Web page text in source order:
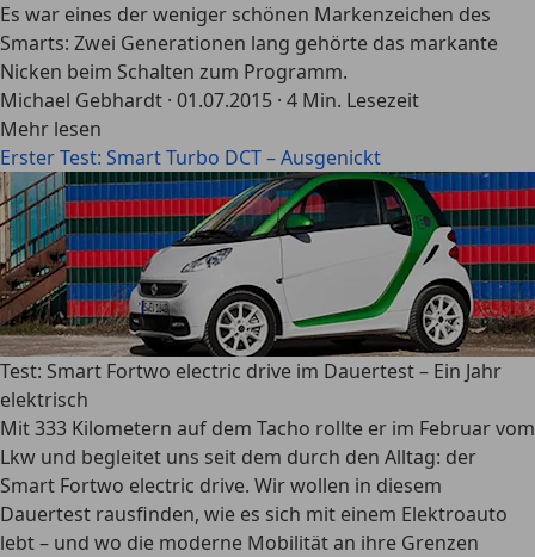
Es war eines der weniger schönen Markenzeichen des
Smarts: Zwei Generationen lang gehörte das markante
Nicken beim Schalten zum Programm.
Michael Gebhardt · 01.07.2015 · 4 Min. Lesezeit
Mehr lesen
Erster Test: Smart Turbo DCT – Ausgenickt
Test: Smart Fortwo electric drive im Dauertest – Ein Jahr
elektrisch
Mit 333 Kilometern auf dem Tacho rollte er im Februar vom
Lkw und begleitet uns seit dem durch den Alltag: der
Smart Fortwo electric drive. Wir wollen in diesem
Dauertest rausfinden, wie es sich mit einem Elektroauto
lebt – und wo die moderne Mobilität an ihre Grenzen